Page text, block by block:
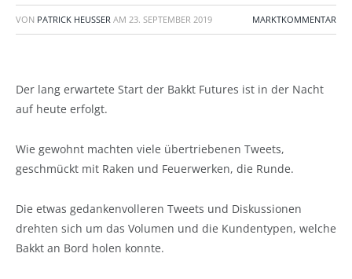
VON PATRICK HEUSSER AM 23. SEPTEMBER 2019 MARKTKOMMENTAR
Der lang erwartete Start der Bakkt Futures ist in der Nacht
auf heute erfolgt.
Wie gewohnt machten viele übertriebenen Tweets,
geschmückt mit Raken und Feuerwerken, die Runde.
Die etwas gedankenvolleren Tweets und Diskussionen
drehten sich um das Volumen und die Kundentypen, welche
Bakkt an Bord holen konnte.